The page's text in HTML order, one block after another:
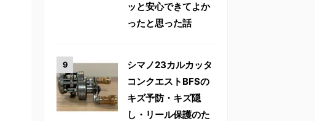
ッと安心できてよか
ったと思った話
シマノ23カルカッタ
コンクエストBFSの
キズ予防・キズ隠
し・リール保護のた